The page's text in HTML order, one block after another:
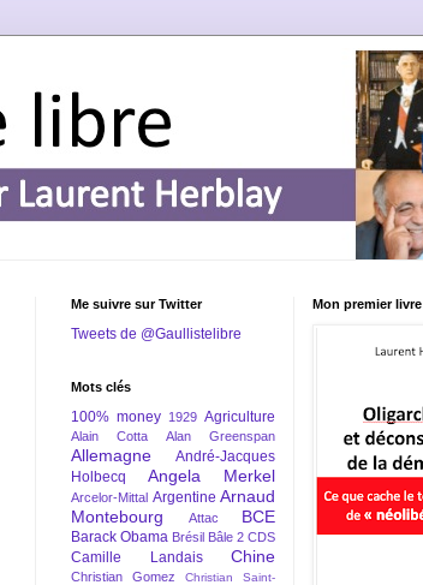
Me suivre sur Twitter
Tweets de @Gaullistelibre
Mots clés
100% money 1929 Agriculture
Alain Cotta Alan Greenspan
Allemagne
André-Jacques
Holbecq
Angela Merkel
Arcelor-Mittal Argentine Arnaud
Montebourg
Attac BCE
Barack Obama Brésil Bâle 2 CDS
Camille Landais Chine
Christian Gomez
Christian Saint-
Mon premier livre